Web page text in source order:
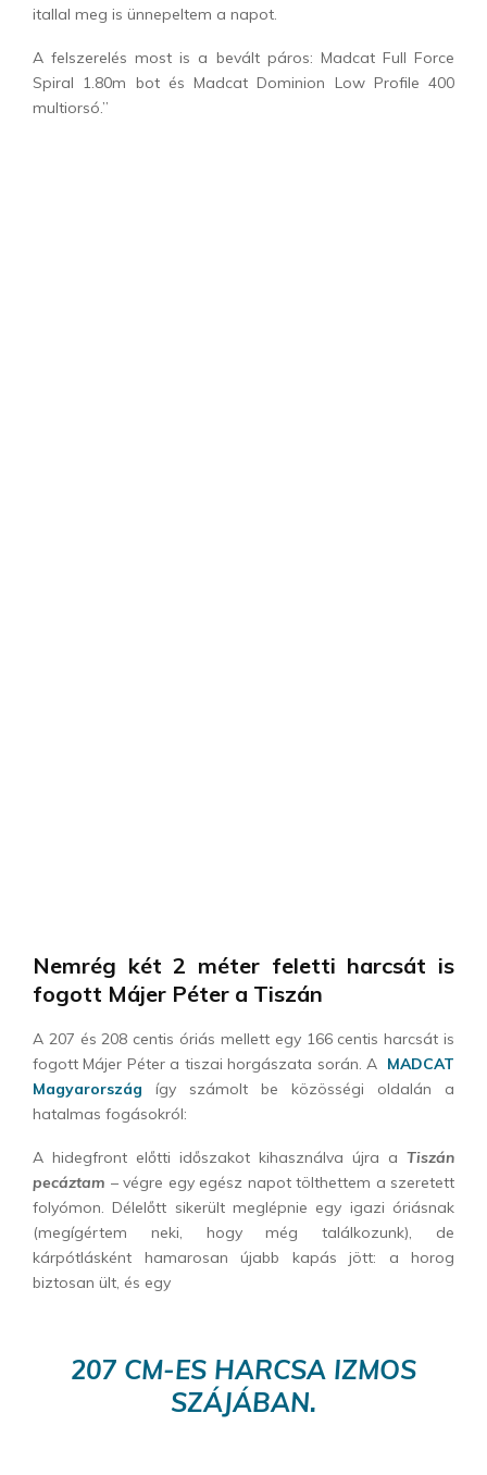
itallal meg is ünnepeltem a napot.
A felszerelés most is a bevált páros: Madcat Full Force
Spiral 1.80m bot és Madcat Dominion Low Profile 400
multiorsó.”
Nemrég két 2 méter feletti harcsát is
fogott Májer Péter a Tiszán
A 207 és 208 centis óriás mellett egy 166 centis harcsát is
fogott Májer Péter a tiszai horgászata során. A MADCAT
Magyarország így számolt be közösségi oldalán a
hatalmas fogásokról:
A hidegfront előtti időszakot kihasználva újra a Tiszán
pecáztam – végre egy egész napot tölthettem a szeretett
folyómon. Délelőtt sikerült meglépnie egy igazi óriásnak
(megígértem neki, hogy még találkozunk), de
kárpótlásként hamarosan újabb kapás jött: a horog
biztosan ült, és egy
207 CM-ES HARCSA IZMOS
SZÁJÁBAN.